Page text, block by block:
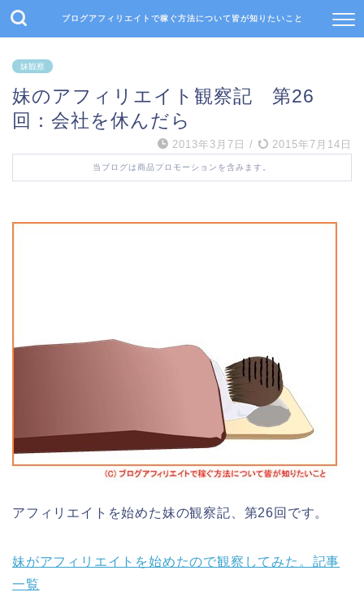
ブログアフィリエイトで稼ぐ方法について皆が知りたいこと
妹観察
妹のアフィリエイト観察記 第26
回：会社を休んだら
2013年3月7日 / 2015年7月14日
当ブログは商品プロモーションを含みます。
アフィリエイトを始めた妹の観察記、第26回です。
妹がアフィリエイトを始めたので観察してみた。記事
一覧